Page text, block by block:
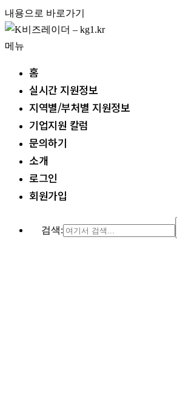
내용으로 바로가기
메뉴
홈
실시간 지원정보
지역별/부처별 지원정보
기업지원 칼럼
문의하기
소개
로그인
회원가입
검색: